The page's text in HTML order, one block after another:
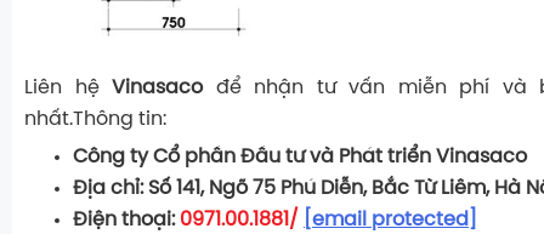
Liên hệVinasacođể nhận tư vấn miễn phí và
nhất.Thông tin:
Công ty Cổ phần Đầu tư và Phát triển Vinasaco
Địa chỉ: Số 141, Ngõ 75 Phú Diễn, Bắc Từ Liêm, Hà
Điện thoại: 0971.00.1881/ [email protected]